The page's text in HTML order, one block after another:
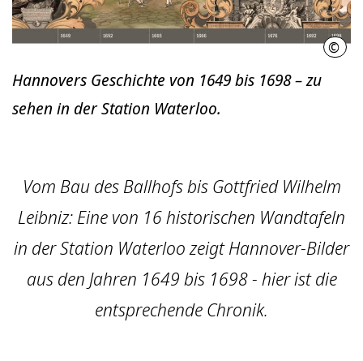
©
Hannovers Geschichte von 1649 bis 1698 – zu
sehen in der Station Waterloo.
Vom Bau des Ballhofs bis Gottfried Wilhelm
Leibniz: Eine von 16 historischen Wandtafeln
in der Station Waterloo zeigt Hannover-Bilder
aus den Jahren 1649 bis 1698 - hier ist die
entsprechende Chronik.